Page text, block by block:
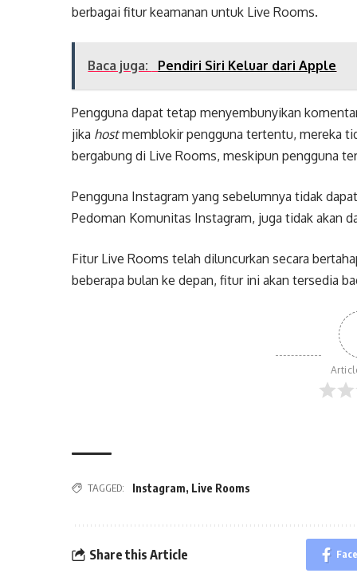
berbagai fitur keamanan untuk Live Rooms.
Baca juga: Pendiri Siri Keluar dari Apple
Pengguna dapat tetap menyembunyikan
jika hostmemblokir pengguna tertentu, mereka
bergabung di Live Rooms, meskipun pengguna
Pengguna Instagram yang sebelumnya tidak
Pedoman Komunitas Instagram, juga tidak akan
Fitur Live Rooms telah diluncurkan secara
beberapa bulan ke depan, fitur ini akan tersedia
TAGGED: Instagram, Live Rooms
Share this Article